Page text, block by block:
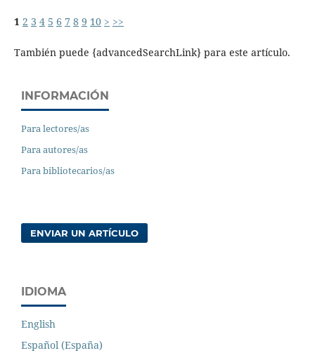
1 2 3 4 5 6 7 8 9 10 > >>
También puede {advancedSearchLink} para este artículo.
INFORMACIÓN
Para lectores/as
Para autores/as
Para bibliotecarios/as
ENVIAR UN ARTÍCULO
IDIOMA
English
Español (España)